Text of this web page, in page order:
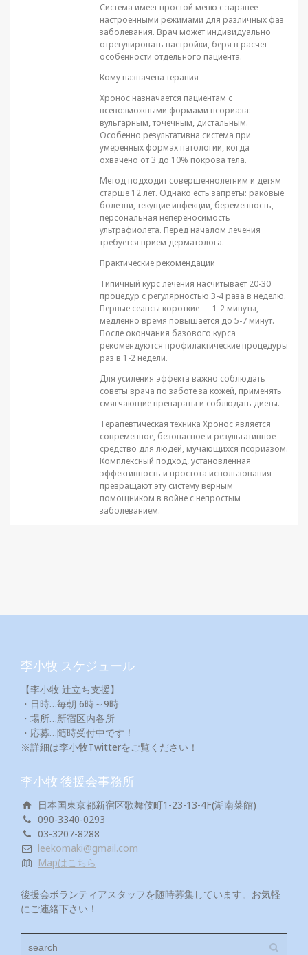
Система имеет простой меню с заранее
настроенными режимами для различных фаз
заболевания. Врач может индивидуально
отрегулировать настройки, беря в расчет
особенности отдельного пациента.
Кому назначена терапия
Хронос назначается пациентам с
всевозможными формами псориаза:
вульгарным, точечным, дистальным.
Особенно результативна система при
умеренных формах патологии, когда
охвачено от 3 до 10% покрова тела.
Метод подходит совершеннолетним и детям
старше 12 лет. Однако есть запреты: раковые
болезни, текущие инфекции, беременность,
персональная непереносимость
ультрафиолета. Перед началом лечения
требуется прием дерматолога.
Практические рекомендации
Типичный курс лечения насчитывает 20-30
процедур с регулярностью 3-4 раза в неделю.
Первые сеансы короткие — 1-2 минуты,
медленно время повышается до 5-7 минут.
После окончания базового курса
рекомендуются профилактические процедуры
раз в 1-2 недели.
Для усиления эффекта важно соблюдать
советы врача по заботе за кожей, применять
смягчающие препараты и соблюдать диеты.
Терапевтическая техника Хронос является
современное, безопасное и результативное
средство для людей, мучающихся псориазом.
Комплексный подход, установленная
эффективность и простота использования
превращают эту систему верным
помощником в войне с непростым
заболеванием.
李小牧 スケジュール
【李小牧 辻立ち支援】
・日時…毎朝 6時～9時
・場所…新宿区内各所
・応募…随時受付中です！
※詳細は李小牧Twitterをご覧ください！
李小牧 後援会事務所
日本国東京都新宿区歌舞伎町1-23-13-4F(湖南菜館)
090-3340-0293
03-3207-8288
leekomaki@gmail.com
Mapはこちら
後援会ボランティアスタッフを随時募集しています。お気軽
にご連絡下さい！